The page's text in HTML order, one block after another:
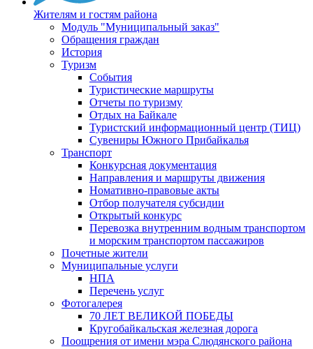
Жителям и гостям района
Модуль "Муниципальный заказ"
Обращения граждан
История
Туризм
События
Туристические маршруты
Отчеты по туризму
Отдых на Байкале
Туристский информационный центр (ТИЦ)
Сувениры Южного Прибайкалья
Транспорт
Конкурсная документация
Направления и маршруты движения
Номативно-правовые акты
Отбор получателя субсидии
Открытый конкурс
Перевозка внутренним водным транспортом
и морским транспортом пассажиров
Почетные жители
Муниципальные услуги
НПА
Перечень услуг
Фотогалерея
70 ЛЕТ ВЕЛИКОЙ ПОБЕДЫ
Кругобайкальская железная дорога
Поощрения от имени мэра Слюдянского района